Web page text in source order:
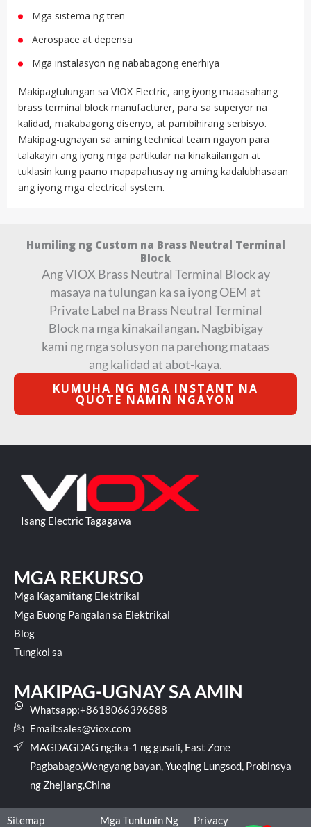
Mga sistema ng tren
Aerospace at depensa
Mga instalasyon ng nababagong enerhiya
Makipagtulungan sa VIOX Electric, ang iyong maaasahang
brass terminal block manufacturer, para sa superyor na
kalidad, makabagong disenyo, at pambihirang serbisyo.
Makipag-ugnayan sa aming technical team ngayon para
talakayin ang iyong mga partikular na kinakailangan at
tuklasin kung paano mapapahusay ng aming kadalubhasaan
ang iyong mga electrical system.
Humiling ng Custom na Brass Neutral Terminal
Block
Ang VIOX Brass Neutral Terminal Block ay
masaya na tulungan ka sa iyong OEM at
Private Label na Brass Neutral Terminal
Block na mga kinakailangan. Nagbibigay
kami ng mga solusyon na parehong mataas
ang kalidad at abot-kaya.
KUMUHA NG MGA INSTANT NA
QUOTE NAMIN NGAYON
Isang Electric Tagagawa
MGA REKURSO
Mga Kagamitang Elektrikal
Mga Buong Pangalan sa Elektrikal
Blog
Tungkol sa
MAKIPAG-UGNAY SA AMIN
Whatsapp:+8618066396588
Email:sales@viox.com
MAGDAGDAG ng:ika-1 ng gusali, East Zone
Pagbabago,Wengyang bayan, Yueqing Lungsod, Probinsya
ng Zhejiang,China
Sitemap
Mga Tuntunin Ng
Privacy